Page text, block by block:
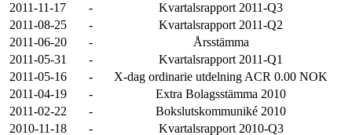
2011-11-17
-
Kvartalsrapport 2011-Q3
2011-08-25
-
Kvartalsrapport 2011-Q2
2011-06-20
-
Årsstämma
2011-05-31
-
Kvartalsrapport 2011-Q1
2011-05-16
-
X-dag ordinarie utdelning ACR 0.00 NOK
2011-04-19
-
Extra Bolagsstämma 2010
2011-02-22
-
Bokslutskommuniké 2010
2010-11-18
-
Kvartalsrapport 2010-Q3